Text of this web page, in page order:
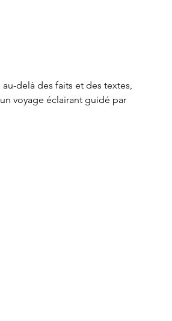
delà des faits et des textes,
voyage éclairant guidé par